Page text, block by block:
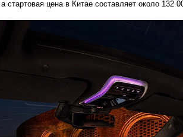
стартовая цена в Китае составляет около 132